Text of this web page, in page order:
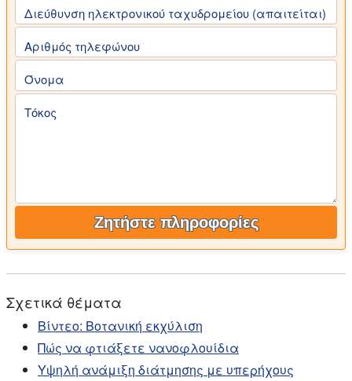
Διεύθυνση ηλεκτρονικού ταχυδρομείου (απαιτείται)
Αριθμός τηλεφώνου
Όνομα
Τόκος
Ζητήστε πληροφορίες
Σχετικά θέματα
Βίντεο: Βοτανική εκχύλιση
Πώς να φτιάξετε νανοφλουίδια
Υψηλή ανάμιξη διάτμησης με υπερήχους